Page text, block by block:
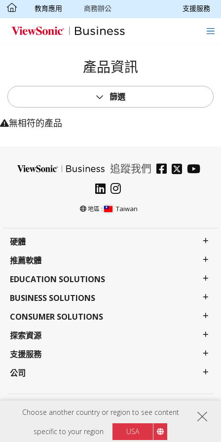
Choose another country or region to see content
specific to your region USA
轉跳至主要內容
教育應用 商務辦公 支援服務
產品資訊
篩選
無相符的產品
追蹤我們
地區 : Taiwan
硬體
推薦軟體
EDUCATION SOLUTIONS
BUSINESS SOLUTIONS
CONSUMER SOLUTIONS
探索資源
支援服務
公司
使用條款
程序、規格、價格和可用性如有更改，恕不另行通知。選擇、優惠和計畫可能會因國家/地區而
異；有關完整的詳細資訊，請與 ViewSonic 業務代表聯繫。Copyright © ViewSonic Corporation
2000-2026. All rights reserved.